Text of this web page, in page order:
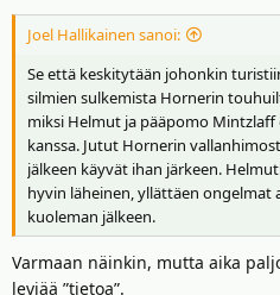
Joel Hallikainen sanoi:
Se että keskitytään johonkin
silmien sulkemista Hornerin
miksi Helmut ja pääpomo
kanssa. Jutut Hornerin
jälkeen käyvät ihan järkeen.
hyvin läheinen, yllättäen ongelmat
kuoleman jälkeen.
Varmaan näinkin, mutta aika
leviää ”tietoa”.